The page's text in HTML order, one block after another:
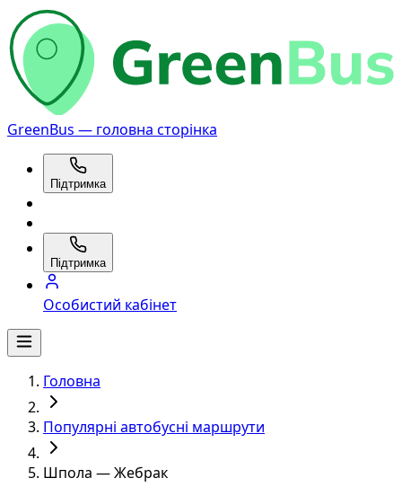
GreenBus — головна сторінка
Підтримка
Підтримка
Особистий кабінет
Головна
Популярні автобусні маршрути
Шпола — Жебрак